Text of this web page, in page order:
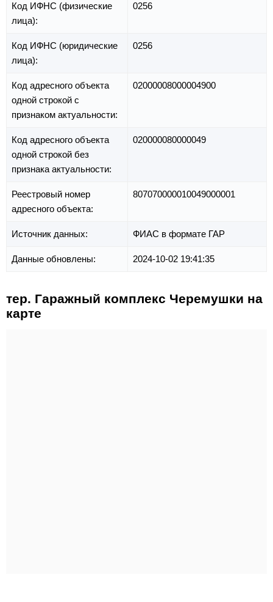
Код ИФНС (физические
лица):
0256
Код ИФНС (юридические
лица):
0256
Код адресного объекта
одной строкой с
признаком актуальности:
02000008000004900
Код адресного объекта
одной строкой без
признака актуальности:
020000080000049
Реестровый номер
адресного объекта:
807070000010049000001
Источник данных: ФИАС в формате ГАР
Данные обновлены: 2024-10-02 19:41:35
тер. Гаражный комплекс Черемушки на
карте